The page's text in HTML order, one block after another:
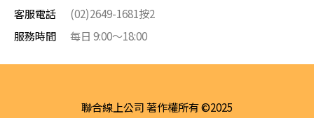
客服電話
(02)2649-1681按2
服務時間
每日 9:00～18:00
聯合線上公司 著作權所有 ©2025